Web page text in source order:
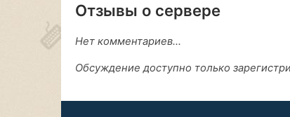
Отзывы о сервере
Нет комментариев...
Обсуждение доступно только